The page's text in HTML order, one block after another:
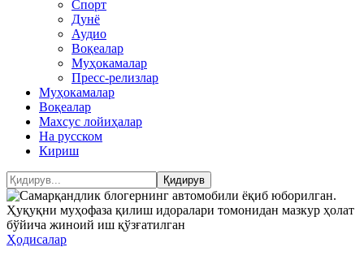
Спорт
Дунё
Аудио
Воқеалар
Муҳокамалар
Пресс-релизлар
Муҳокамалар
Воқеалар
Махсус лойиҳалар
На русском
Кириш
Ҳодисалар